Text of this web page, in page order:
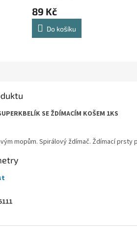
89 Kč
Do košíku
SE ŽDÍMACÍM KOŠEM 1KS
mopům. Spirálový ždímač. Ždímací prsty